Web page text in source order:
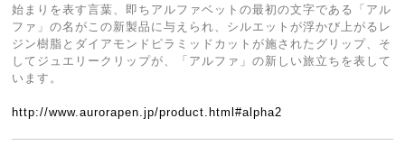
始まりを表す言葉、即ちアルファベットの最初の文字である「アル
ファ」の名がこの新製品に与えられ、シルエットが浮かび上がるレ
ジン樹脂とダイアモンドピラミッドカットが施されたグリップ、そ
してジュエリークリップが、「アルファ」の新しい旅立ちを表して
います。
http://www.aurorapen.jp/product.html#alpha2